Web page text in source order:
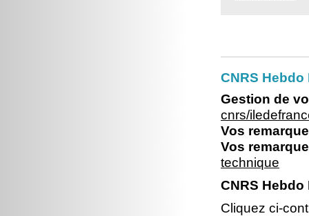
CNRS
Gestion de
cnrs/
Vos
Vos
technique
CNRS
Cliquez ci-